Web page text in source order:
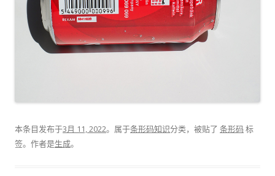
本条目发布于3月 11, 2022。属于条形码知识分类，被贴了 条形码 标
签。 作者是生成。